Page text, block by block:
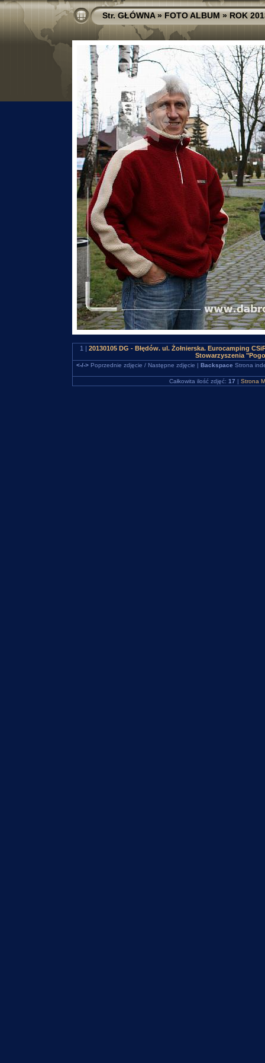
Str. GŁÓWNA»FOTO ALBUM»ROK
1 | 20130105 DG - Błędów. ul. Żołnierska. Eurocamping
Stowarzyszenia
<-/->Poprzednie zdjęcie / Następne zdjęcie | Backspace Strona
Całkowita ilość zdjęć: 17 | Strona